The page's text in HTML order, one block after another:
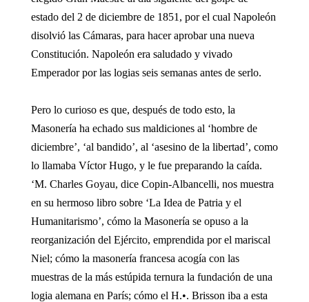
estado del 2 de diciembre de 1851, por el cual Napoleón
disolvió las Cámaras, para hacer aprobar una nueva
Constitución. Napoleón era saludado y vivado
Emperador por las logias seis semanas antes de serlo.
Pero lo curioso es que, después de todo esto, la
Masonería ha echado sus maldiciones al ‘hombre de
diciembre’, ‘al bandido’, al ‘asesino de la libertad’, como
lo llamaba Víctor Hugo, y le fue preparando la caída.
‘M. Charles Goyau, dice Copin-Albancelli, nos muestra
en su hermoso libro sobre ‘La Idea de Patria y el
Humanitarismo’, cómo la Masonería se opuso a la
reorganización del Ejército, emprendida por el mariscal
Niel; cómo la masonería francesa acogía con las
muestras de la más estúpida ternura la fundación de una
logia alemana en París; cómo el H.•. Brisson iba a esta